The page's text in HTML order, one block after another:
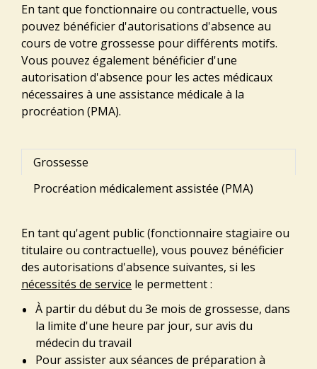
En tant que fonctionnaire ou contractuelle, vous
pouvez bénéficier d'autorisations d'absence au
cours de votre grossesse pour différents motifs.
Vous pouvez également bénéficier d'une
autorisation d'absence pour les actes médicaux
nécessaires à une assistance médicale à la
procréation (PMA).
Grossesse
Procréation médicalement assistée (PMA)
En tant qu'agent public (fonctionnaire stagiaire ou
titulaire ou contractuelle), vous pouvez bénéficier
des autorisations d'absence suivantes, si les
nécessités de service le permettent :
À partir du début du 3e mois de grossesse, dans
la limite d'une heure par jour, sur avis du
médecin du travail
Pour assister aux séances de préparation à